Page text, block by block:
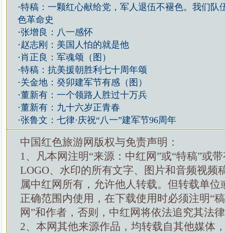
·特稿：一颗红心献给党，军人退伍不褪色。我们队
色革命史
·张增良：八一感怀
·赵志刚：美国人怕的就是他
· 肖正良：军魂颂（图）
·特稿：抗美援朝胜利七十周年颂
·关金地：癸卯建军节有感（图）
·董新有：一个领路人胜过十万兵
·董新有：九十六岁正青春
·张鲁文：七律·庆祝“八一”建军节96周年
中国红色旅游网版权与免责声明：
1、凡本网注明“来源：中红网”或“特稿”或
LOGO、水印的所有文字、图片和音频视频
属中红网所有，允许他人转载。但转载单位
正确范围内使用，在下载使用时必须注明“
网”和作者，否则，中红网将依法追究其法
2、本网其他来源作品，均转载自其他媒体